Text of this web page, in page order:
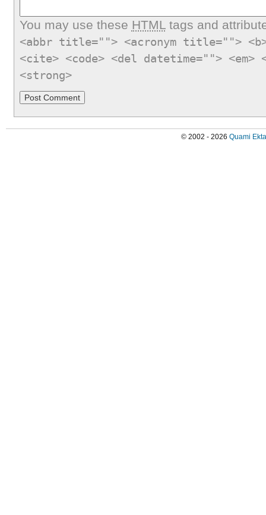
You may use these HTMLtags and
<abbr title=""> <acronym title="">
<cite> <code> <del datetime="">
<strong>
© 2002 - 2026 Quami